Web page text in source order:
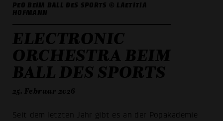
PEO BEIM BALL DES SPORTS © LAETITIA
HOFMANN
ELECTRONIC
ORCHESTRA BEIM
BALL DES SPORTS
25. Februar 2026
Seit dem letzten Jahr gibt es an der Popakademie